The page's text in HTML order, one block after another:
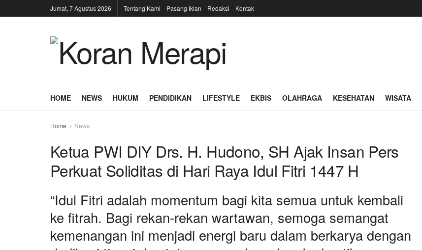
Jumat, 7 Agustus 2026 Tentang Kami Pasang Iklan Redaksi Kontak
HOME NEWS HUKUM PENDIDIKAN LIFESTYLE EKBIS OLAHRAGA KESEHATAN WISATA
Home News
Ketua PWI DIY Drs. H. Hudono, SH Ajak Insan Pers
Perkuat Soliditas di Hari Raya Idul Fitri 1447 H
“Idul Fitri adalah momentum bagi kita semua untuk kembali
ke fitrah. Bagi rekan-rekan wartawan, semoga semangat
kemenangan ini menjadi energi baru dalam berkarya dengan